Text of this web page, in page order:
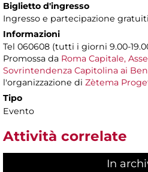
Biglietto d'ingresso
Ingresso e partecipazione gratuiti
Informazioni
Tel 060608 (tutti i giorni 9.00-
Promossa da Roma Capitale,
Sovrintendenza Capitolina ai
l'organizzazione di Zètema
Tipo
Evento
Attività correlate
In